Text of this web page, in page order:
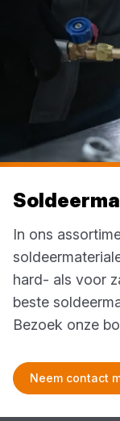
In ons
hard- als voor
beste
Bezoek onze
Neem contact